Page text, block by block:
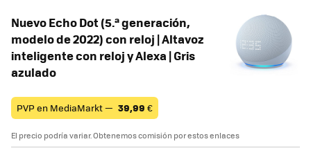
Nuevo Echo Dot (5.ª generación,
modelo de 2022) con reloj | Altavoz
inteligente con reloj y Alexa | Gris
azulado
PVP en MediaMarkt — 39,99 €
El precio podría variar. Obtenemos comisión por estos enlaces